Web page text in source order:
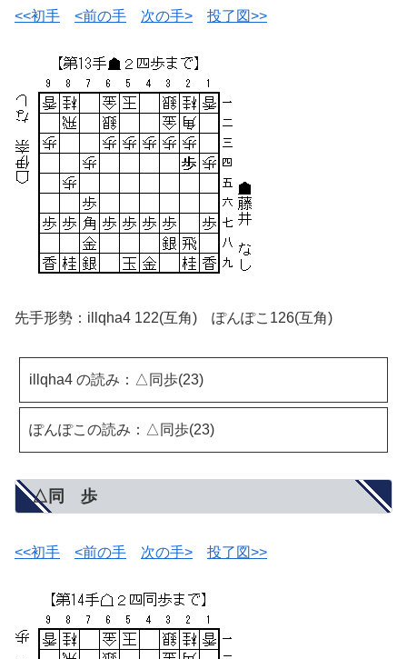
<<初手 <前の手 次の手> 投了図>>
先手形勢：illqha4 122(互角) ぽんぽこ126(互角)
illqha4 の読み：△同歩(23)
ぽんぽこの読み：△同歩(23)
△同 歩
<<初手 <前の手 次の手> 投了図>>